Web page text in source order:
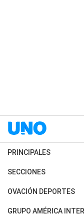
PRINCIPALES
Últimas Noticias
Política
SECCIONES
Horóscopo
Motores
OVACIÓN DEPORTES
Fútbol
GRUPO AMÉRICA